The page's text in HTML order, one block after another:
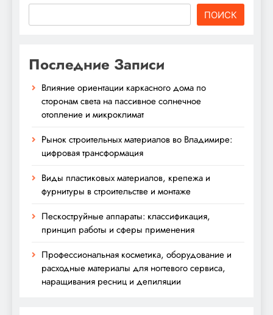
ПОИСК
Последние Записи
Влияние ориентации каркасного дома по
сторонам света на пассивное солнечное
отопление и микроклимат
Рынок строительных материалов во Владимире:
цифровая трансформация
Виды пластиковых материалов, крепежа и
фурнитуры в строительстве и монтаже
Пескоструйные аппараты: классификация,
принцип работы и сферы применения
Профессиональная косметика, оборудование и
расходные материалы для ногтевого сервиса,
наращивания ресниц и депиляции